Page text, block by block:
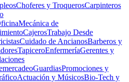
Choferes y TroquerosCarpinteros
Mecánica de
CajerosTrabajo Desde
Cuidado de AncianosBarberos y
TapiceroEnfermeríaGerentes y
GuardiasPromociones y
Actuación y MúsicosBio-Tech y